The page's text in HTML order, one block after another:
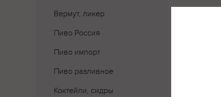
Вермут, ликер
Пиво Россия
Пиво импорт
Пиво разливное
Коктейли, сидры